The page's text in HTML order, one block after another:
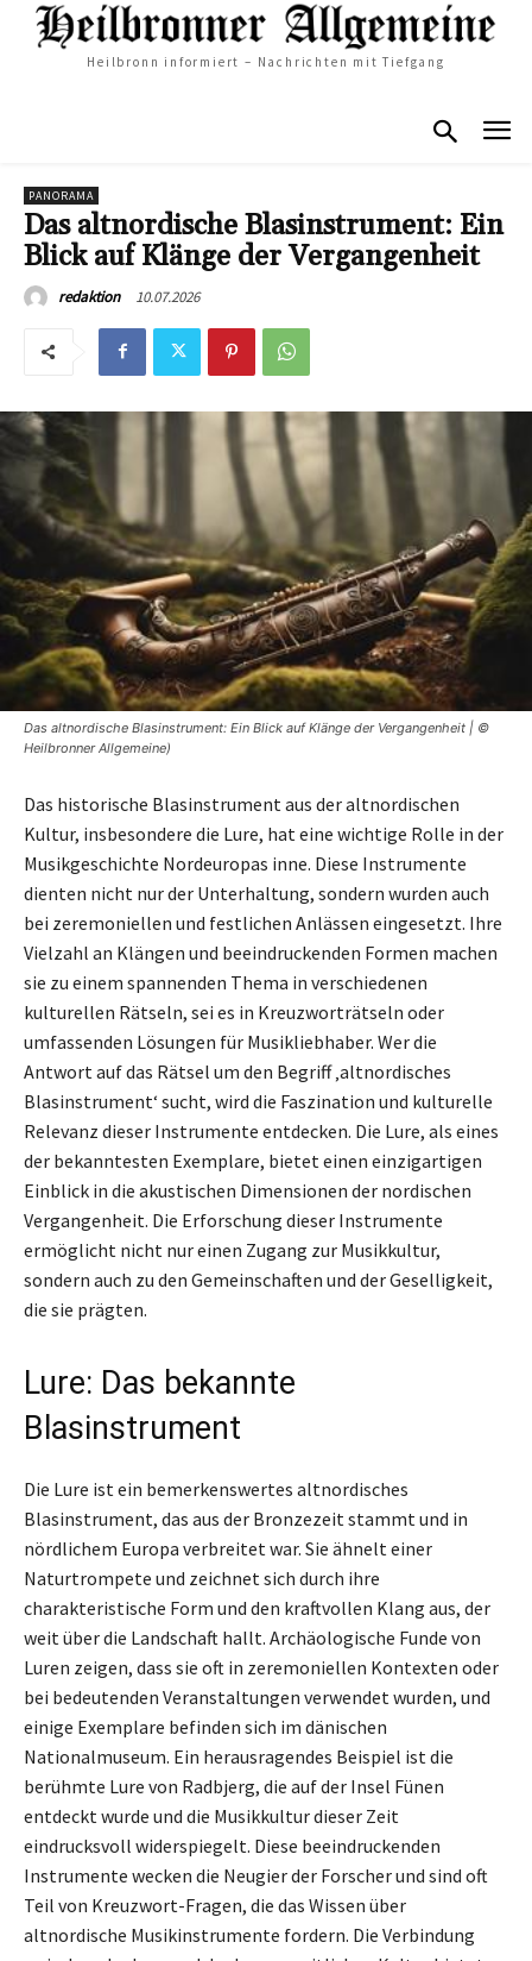
Heilbronn informiert – Nachrichten mit Tiefgang
PANORAMA
Das altnordische Blasinstrument: Ein
Blick auf Klänge der Vergangenheit
redaktion 10.07.2026
Das altnordische Blasinstrument: Ein Blick auf Klänge der Vergangenheit | ©
Heilbronner Allgemeine)
Das historische Blasinstrument aus der altnordischen
Kultur, insbesondere die Lure, hat eine wichtige Rolle in der
Musikgeschichte Nordeuropas inne. Diese Instrumente
dienten nicht nur der Unterhaltung, sondern wurden auch
bei zeremoniellen und festlichen Anlässen eingesetzt. Ihre
Vielzahl an Klängen und beeindruckenden Formen machen
sie zu einem spannenden Thema in verschiedenen
kulturellen Rätseln, sei es in Kreuzworträtseln oder
umfassenden Lösungen für Musikliebhaber. Wer die
Antwort auf das Rätsel um den Begriff ‚altnordisches
Blasinstrument‘ sucht, wird die Faszination und kulturelle
Relevanz dieser Instrumente entdecken. Die Lure, als eines
der bekanntesten Exemplare, bietet einen einzigartigen
Einblick in die akustischen Dimensionen der nordischen
Vergangenheit. Die Erforschung dieser Instrumente
ermöglicht nicht nur einen Zugang zur Musikkultur,
sondern auch zu den Gemeinschaften und der Geselligkeit,
die sie prägten.
Lure: Das bekannte
Blasinstrument
Die Lure ist ein bemerkenswertes altnordisches
Blasinstrument, das aus der Bronzezeit stammt und in
nördlichem Europa verbreitet war. Sie ähnelt einer
Naturtrompete und zeichnet sich durch ihre
charakteristische Form und den kraftvollen Klang aus, der
weit über die Landschaft hallt. Archäologische Funde von
Luren zeigen, dass sie oft in zeremoniellen Kontexten oder
bei bedeutenden Veranstaltungen verwendet wurden, und
einige Exemplare befinden sich im dänischen
Nationalmuseum. Ein herausragendes Beispiel ist die
berühmte Lure von Radbjerg, die auf der Insel Fünen
entdeckt wurde und die Musikkultur dieser Zeit
eindrucksvoll widerspiegelt. Diese beeindruckenden
Instrumente wecken die Neugier der Forscher und sind oft
Teil von Kreuzwort-Fragen, die das Wissen über
altnordische Musikinstrumente fordern. Die Verbindung